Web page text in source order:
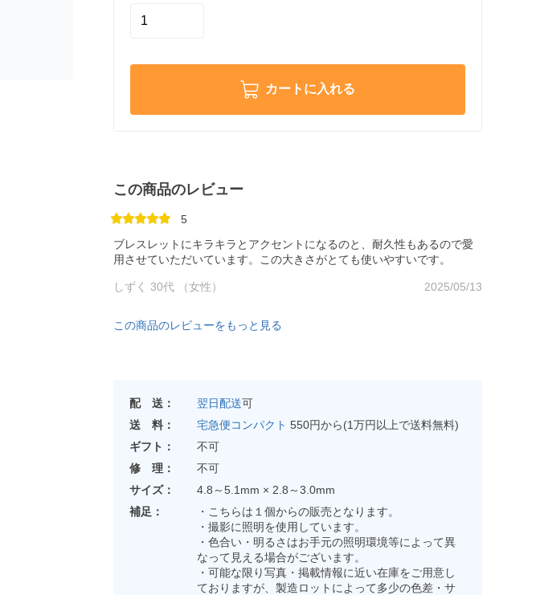
カートに入れる
この商品のレビュー
5
ブレスレットにキラキラとアクセントになるのと、耐久性もあるので愛
用させていただいています。この大きさがとても使いやすいです。
しずく 30代 （女性） 2025/05/13
この商品のレビューをもっと見る
配 送： 翌日配送可
送 料：
宅急便コンパクト 550円から(1万円以上で送料無料)
ギフト：
不可
修 理：
不可
サイズ：
4.8～5.1mm × 2.8～3.0mm
補足：
・こちらは１個からの販売となります。
・撮影に照明を使用しています。
・色合い・明るさはお手元の照明環境等によって異
なって見える場合がございます。
・可能な限り写真・掲載情報に近い在庫をご用意し
ておりますが、製造ロットによって多少の色差・サ